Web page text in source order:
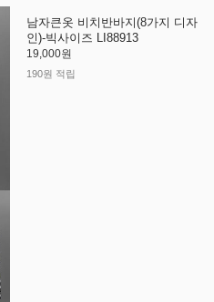
남자큰옷 비치반바지(8가지 디자
인)-빅사이즈 LI88913
19,000원
190원 적립